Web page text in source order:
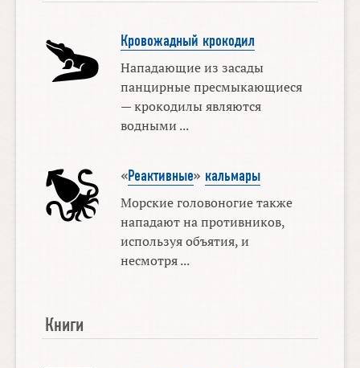
Кровожадный крокодил
Нападающие из засады
панцирные пресмыкающиеся
— крокодилы являются
водными ...
«Реактивные» кальмары
Морские головоногие также
нападают на противников,
используя объятия, и
несмотря ...
Книги